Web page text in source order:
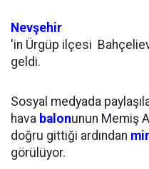
Nevşehir
'in Ürgüp ilçesi
geldi.
Sosyal medyada
hava balonunun Memiş
doğru gittiği ardından
görülüyor.